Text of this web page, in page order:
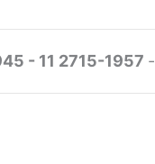
- 11 2715-1957 -